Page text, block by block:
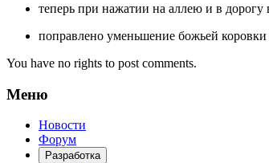
теперь при нажатии на аллею и в дорогу
поправлено уменьшение божьей
You have no rights to post comments.
Меню
Новости
Форум
Разработка